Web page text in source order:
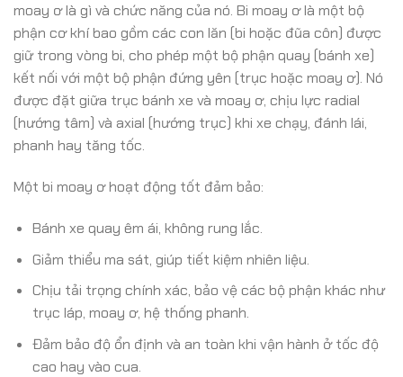
moay ơ là gì và chức năng của nó. Bi moay ơ là một bộ
phận cơ khí bao gồm các con lăn (bi hoặc đũa côn) được
giữ trong vòng bi, cho phép một bộ phận quay (bánh xe)
kết nối với một bộ phận đứng yên (trục hoặc moay ơ). Nó
được đặt giữa trục bánh xe và moay ơ, chịu lực radial
(hướng tâm) và axial (hướng trục) khi xe chạy, đánh lái,
phanh hay tăng tốc.
Một bi moay ơ hoạt động tốt đảm bảo:
Bánh xe quay êm ái, không rung lắc.
Giảm thiểu ma sát, giúp tiết kiệm nhiên liệu.
Chịu tải trọng chính xác, bảo vệ các bộ phận khác như
trục láp, moay ơ, hệ thống phanh.
Đảm bảo độ ổn định và an toàn khi vận hành ở tốc độ
cao hay vào cua.